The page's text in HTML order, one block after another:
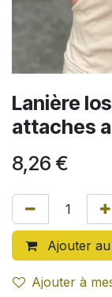
Lanière
attaches
8,26 €
Ajouter
Ajouter à